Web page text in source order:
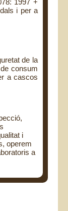
1997 +
i per a
de la
consum
a cascos
i
operem
a